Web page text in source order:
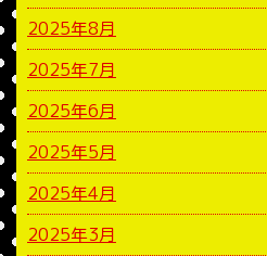
2025年8月
2025年7月
2025年6月
2025年5月
2025年4月
2025年3月